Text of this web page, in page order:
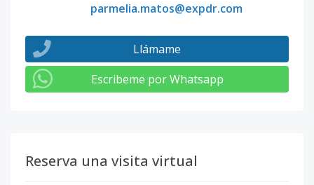
parmelia.matos@expdr.com
Llámame
Escribeme por Whatsapp
Reserva una visita virtual